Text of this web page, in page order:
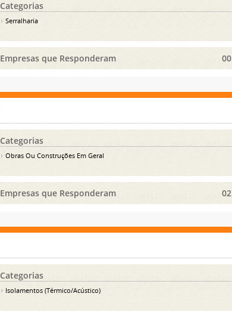
Categorias
Serralharia
Empresas que Responderam 00
Categorias
Obras Ou Construções Em Geral
Empresas que Responderam 02
Categorias
Isolamentos (Térmico/Acústico)